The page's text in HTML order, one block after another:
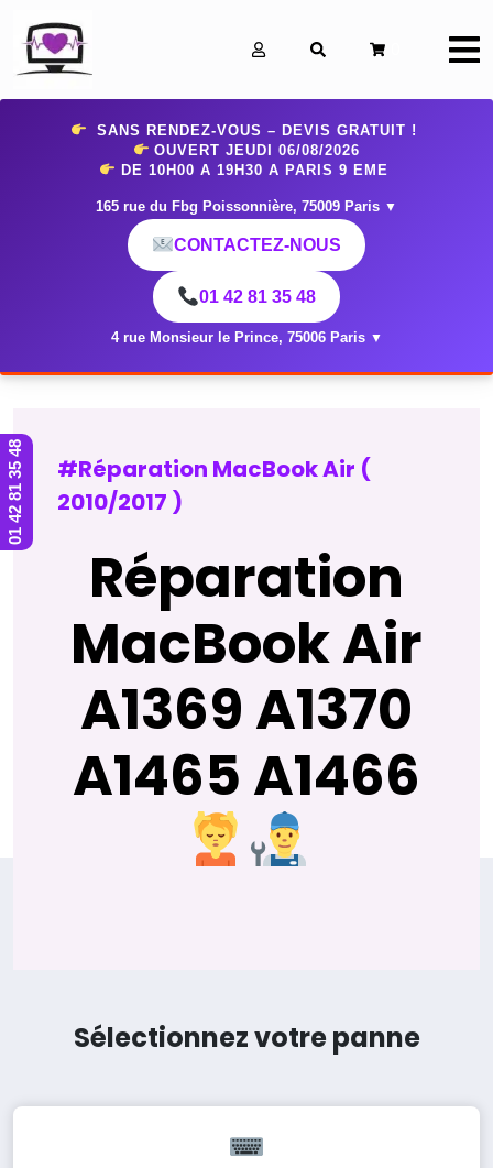
SANS RENDEZ-VOUS – DEVIS GRATUIT !
OUVERT JEUDI 06/08/2026
DE 10H00 A 19H30 A PARIS 9 EME
165 rue du Fbg Poissonnière, 75009 Paris ▼
CONTACTEZ-NOUS
01 42 81 35 48
4 rue Monsieur le Prince, 75006 Paris ▼
#Réparation MacBook Air (
2010/2017 )
Réparation
MacBook Air
A1369 A1370
A1465 A1466
Sélectionnez votre panne
01 42 81 35 48